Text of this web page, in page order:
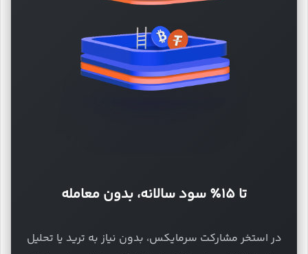
تا ۱۵٪ سود سالانه، بدون معامله
در استخر مشارکت سرمایکس، بدون نیاز به ترید یا تحلیل